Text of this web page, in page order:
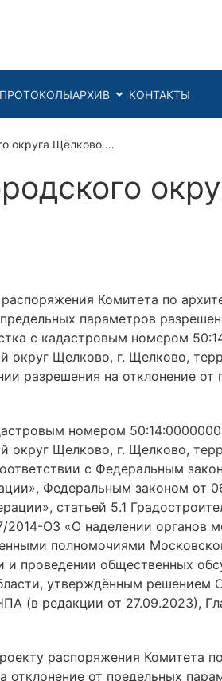
ПРОТОКОЛЫАРХИВ КОНТАКТЫ
округа Щёлково …
Комитета по
параметров
с кадастровым номером
округ Щелково, г. Щелково,
разрешения на отклонение от
номером
округ Щелково, г. Щелково,
с Федеральным
Федеральным законом от
статьей 5.1
ОЗ «О наделении органов
полномочиями
проведении общественных
утверждённым решением
(в редакции от 27.09.2023),
распоряжения Комитета
от предельных